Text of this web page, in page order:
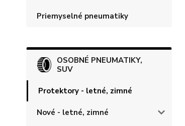
Priemyselné pneumatiky
OSOBNÉ PNEUMATIKY,
SUV
Protektory - letné, zimné
Nové - letné, zimné